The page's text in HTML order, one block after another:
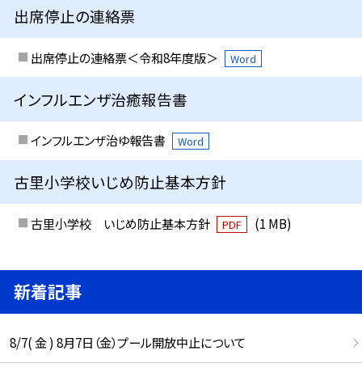
出席停止の連絡票
出席停止の連絡票＜令和8年度版＞ Word
インフルエンザ治癒報告書
インフルエンザ治ゆ報告書 Word
古里小学校いじめ防止基本方針
古里小学校 いじめ防止基本方針 PDF (1 MB)
新着記事
8/7( 金 ) 8月7日（金）プール開放中止について